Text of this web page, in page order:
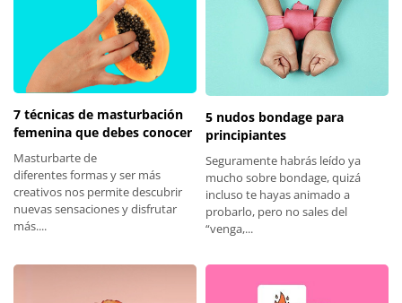
7 técnicas de masturbación
femenina que debes conocer
Masturbarte de
diferentes formas y ser más
creativos nos permite descubrir
nuevas sensaciones y disfrutar
más....
5 nudos bondage para
principiantes
Seguramente habrás leído ya
mucho sobre bondage, quizá
incluso te hayas animado a
probarlo, pero no sales del
“venga,...